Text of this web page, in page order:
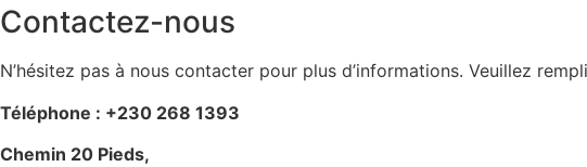
Contactez-nous
N’hésitez pas à nous contacter pour plus d’informations. Veuillez
Téléphone : +230 268 1393
Chemin 20 Pieds,